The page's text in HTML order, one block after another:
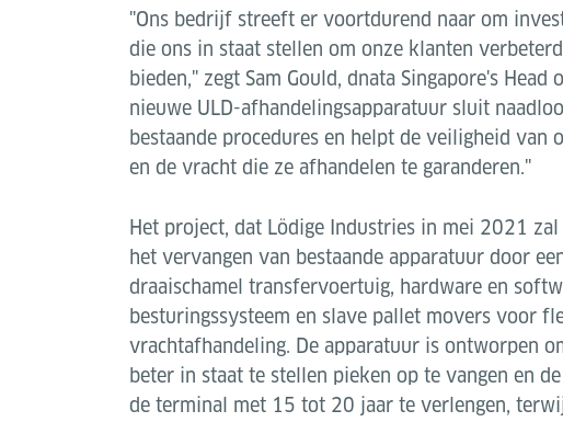
"Ons bedrijf streeft er voortdurend naar om
die ons in staat stellen om onze klanten
bieden," zegt Sam Gould, dnata Singapore's Head
nieuwe ULD-afhandelingsapparatuur sluit
bestaande procedures en helpt de veiligheid van
en de vracht die ze afhandelen te garanderen."
Het project, dat Lödige Industries in mei 2021
het vervangen van bestaande apparatuur door
draaischamel transfervoertuig, hardware en
besturingssysteem en slave pallet movers voor
vrachtafhandeling. De apparatuur is ontworpen
beter in staat te stellen pieken op te vangen en
de terminal met 15 tot 20 jaar te verlengen,